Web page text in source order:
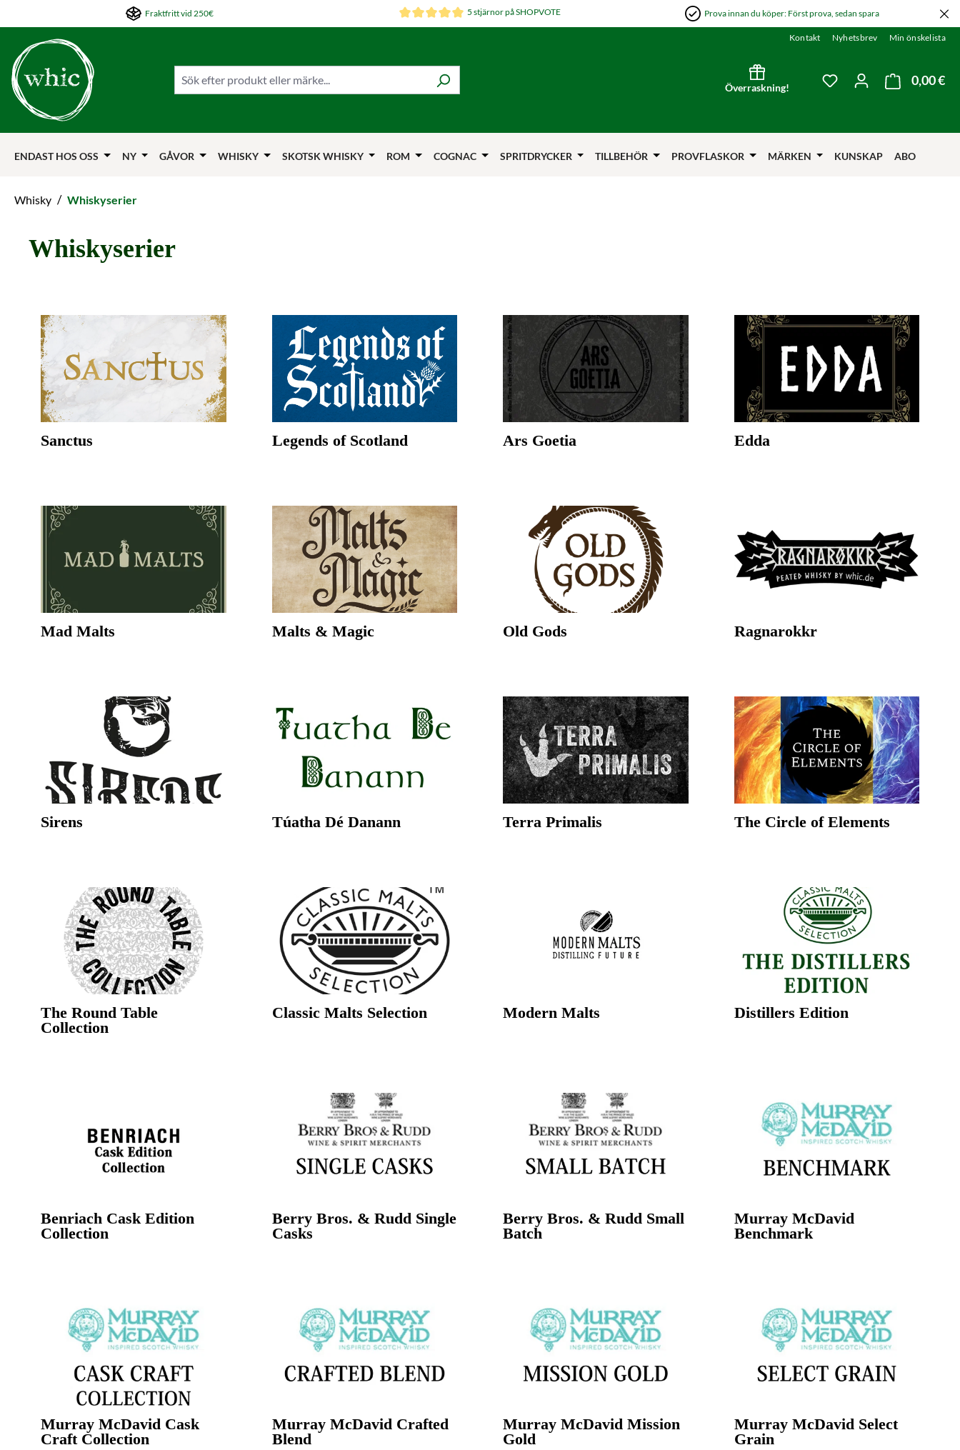
till huvudinnehållet
Hoppa till huvudnavigeringen
Fraktfritt vid 250€ 5 stjärnor på SHOPVOTE Prova innan du köper: Först prova, sedan spara
Kontakt Nyhetsbrev Min önskelista
Överraskning!
Du har 0 objekt i0,00 €
ENDAST HOS OSS NY GÅVOR WHISKY SKOTSK WHISKY ROM COGNAC SPRITDRYCKER TILLBEHÖR PROVFLASKOR MÄRKEN KUNSKAP ABO
Whisky / Whiskyserier
Whiskyserier
Sanctus Legends of Scotland Ars Goetia Edda
Mad Malts Malts & Magic Old Gods Ragnarokkr
Sirens Túatha Dé Danann Terra Primalis The Circle of Elements
The Round Table
Collection
Classic Malts Selection Modern Malts Distillers Edition
Benriach Cask Edition
Collection
Berry Bros. & Rudd Single
Casks
Berry Bros. & Rudd Small
Batch
Murray McDavid
Benchmark
Murray McDavid Cask
Craft Collection
Murray McDavid Crafted
Blend
Murray McDavid Mission
Gold
Murray McDavid Select
Grain